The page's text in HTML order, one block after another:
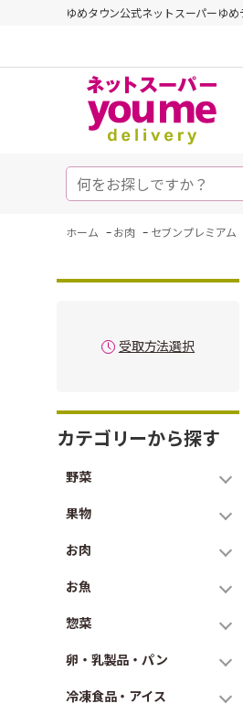
ゆめタウン公式ネットスーパーゆ
ホーム - お肉 - セブンプレミアム
受取方法選択
カテゴリーから探す
野菜
果物
お肉
お魚
惣菜
卵・乳製品・パン
冷凍食品・アイス